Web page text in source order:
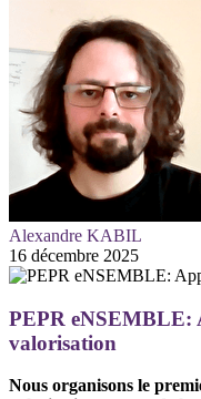
Alexandre KABIL
16 décembre 2025
PEPR eNSEMBLE:
valorisation
Nous organisons le